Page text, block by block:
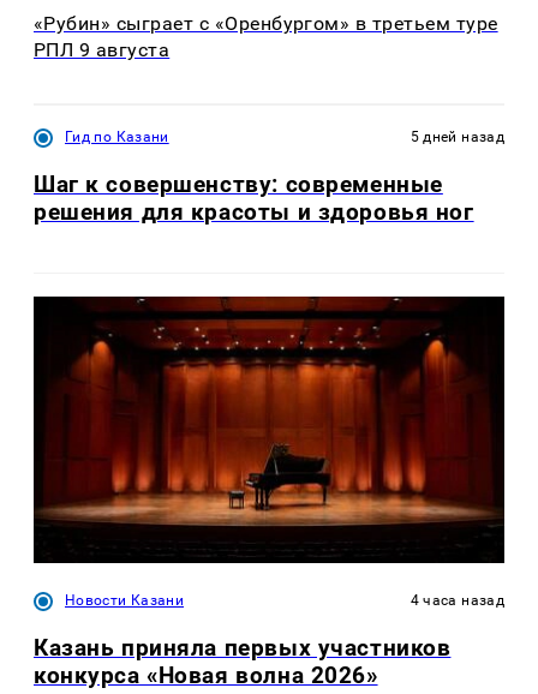
«Рубин» сыграет с «Оренбургом» в третьем туре
РПЛ 9 августа
Гид по Казани 5 дней назад
Шаг к совершенству: современные
решения для красоты и здоровья ног
Новости Казани 4 часа назад
Казань приняла первых участников
конкурса «Новая волна 2026»